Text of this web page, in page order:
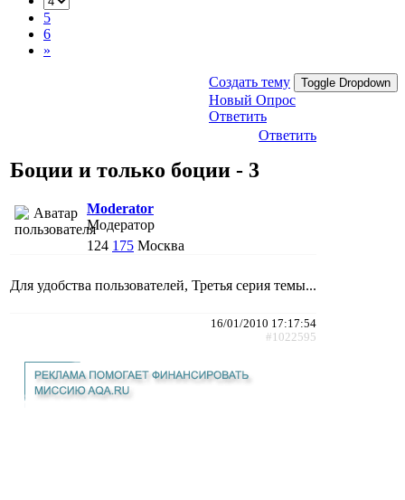
5
6
»
Создать тему Toggle Dropdown
Новый Опрос
Ответить
Ответить
Боции и только боции - 3
Moderator
Модератор
124 175 Москва
Для удобства пользователей, Третья серия темы...
16/01/2010 17:17:54
#1022595